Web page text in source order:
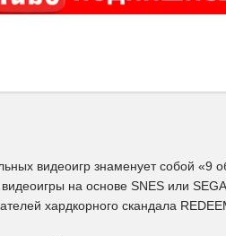
видеоигр знаменует собой «9
на основе SNES или
хардкорного скандала